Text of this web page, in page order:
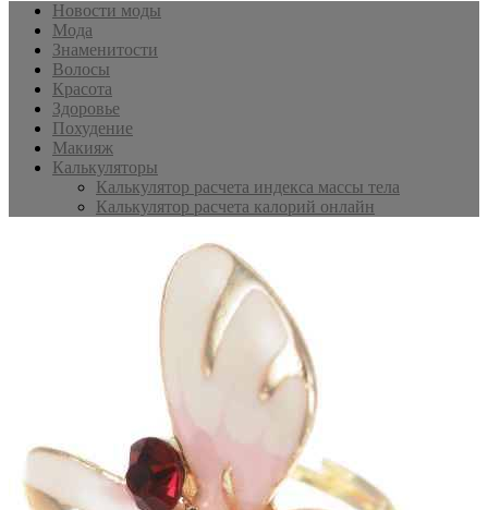
Новости моды
Мода
Знаменитости
Волосы
Красота
Здоровье
Похудение
Макияж
Калькуляторы
Калькулятор расчета индекса массы тела
Калькулятор расчета калорий онлайн